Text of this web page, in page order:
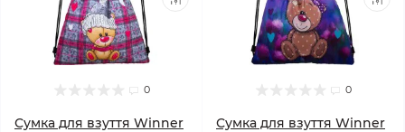
0
Сумка для взуття Winner
0
Сумка для взуття Winner